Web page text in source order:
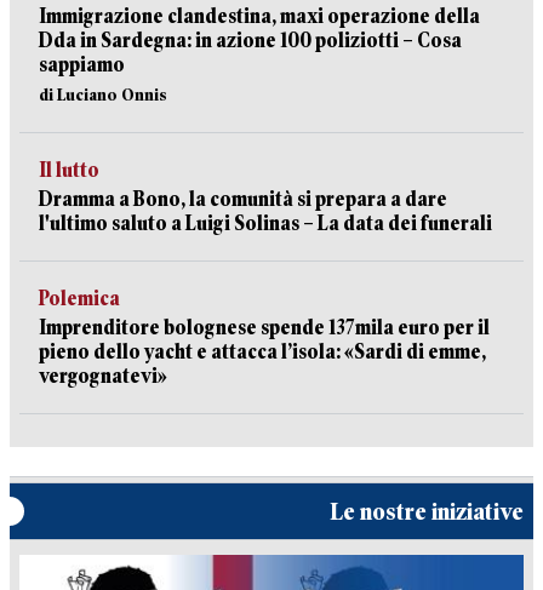
Immigrazione clandestina, maxi operazione della
Dda in Sardegna: in azione 100 poliziotti – Cosa
sappiamo
di Luciano Onnis
Il lutto
Dramma a Bono, la comunità si prepara a dare
l'ultimo saluto a Luigi Solinas – La data dei funerali
Polemica
Imprenditore bolognese spende 137mila euro per il
pieno dello yacht e attacca l’isola: «Sardi di emme,
vergognatevi»
Le nostre iniziative